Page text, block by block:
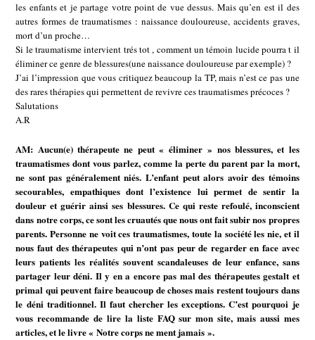
les enfants et je partage votre point de vue dessus. Mais qu’en est il des
autres formes de traumatismes : naissance douloureuse, accidents graves,
mort d’un proche…
Si le traumatisme intervient trés tot , comment un témoin lucide pourra t il
éliminer ce genre de blessures(une naissance douloureuse par exemple) ?
J’ai l’impression que vous critiquez beaucoup la TP, mais n’est ce pas une
des rares thérapies qui permettent de revivre ces traumatismes précoces ?
Salutations
A.R
AM: Aucun(e) thérapeute ne peut « éliminer » nos blessures, et les
traumatismes dont vous parlez, comme la perte du parent par la mort,
ne sont pas généralement niés. L’enfant peut alors avoir des témoins
secourables, empathiques dont l’existence lui permet de sentir la
douleur et guérir ainsi ses blessures. Ce qui reste refoulé, inconscient
dans notre corps, ce sont les cruautés que nous ont fait subir nos propres
parents. Personne ne voit ces traumatismes, toute la société les nie, et il
nous faut des thérapeutes qui n’ont pas peur de regarder en face avec
leurs patients les réalités souvent scandaleuses de leur enfance, sans
partager leur déni. Il y en a encore pas mal des thérapeutes gestalt et
primal qui peuvent faire beaucoup de choses mais restent toujours dans
le déni traditionnel. Il faut chercher les exceptions. C’est pourquoi je
vous recommande de lire la liste FAQ sur mon site, mais aussi mes
articles, et le livre « Notre corps ne ment jamais ».